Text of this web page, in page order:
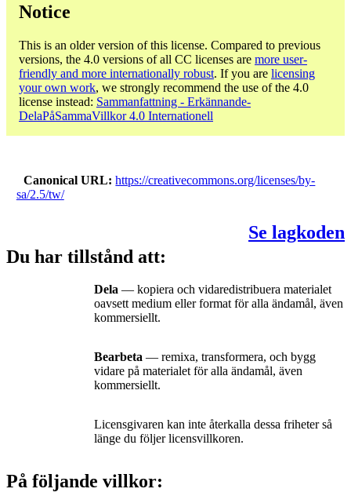
Notice
This is an older version of this license. Compared to previous
versions, the 4.0 versions of all CC licenses are more user-
friendly and more internationally robust. If you are licensing
your own work, we strongly recommend the use of the 4.0
license instead: Sammanfattning - Erkännande-
DelaPåSammaVillkor 4.0 Internationell
Canonical URL
https://creativecommons.org/licenses/by-
sa/2.5/tw/
Se lagkoden
Du har tillstånd att:
Dela — kopiera och vidaredistribuera materialet
oavsett medium eller format för alla ändamål, även
kommersiellt.
Bearbeta — remixa, transformera, och bygg
vidare på materialet för alla ändamål, även
kommersiellt.
Licensgivaren kan inte återkalla dessa friheter så
länge du följer licensvillkoren.
På följande villkor: